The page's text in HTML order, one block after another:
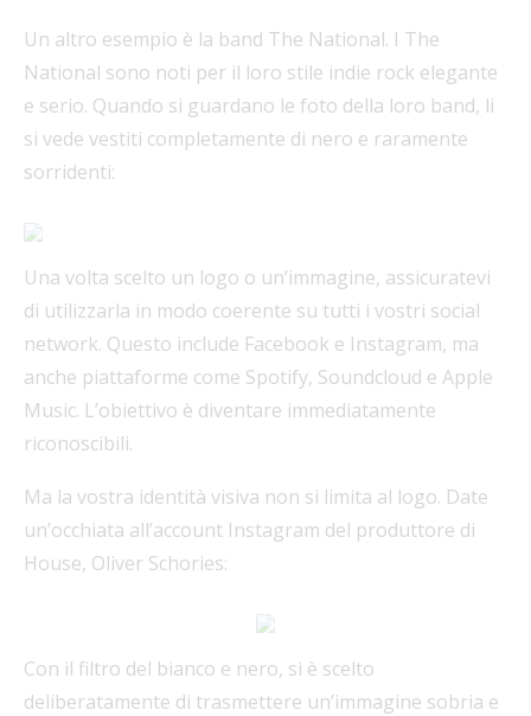
Un altro esempio è la band The National. I The
National sono noti per il loro stile indie rock elegante
e serio. Quando si guardano le foto della loro band, li
si vede vestiti completamente di nero e raramente
sorridenti:
Una volta scelto un logo o un’immagine, assicuratevi
di utilizzarla in modo coerente su tutti i vostri social
network. Questo include Facebook e Instagram, ma
anche piattaforme come Spotify, Soundcloud e Apple
Music. L’obiettivo è diventare immediatamente
riconoscibili.
Ma la vostra identità visiva non si limita al logo. Date
un’occhiata all’account Instagram del produttore di
House, Oliver Schories:
Con il filtro del bianco e nero, si è scelto
deliberatamente di trasmettere un’immagine sobria e